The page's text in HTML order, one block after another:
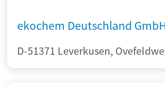
ekochem Deutschland
D-51371 Leverkusen,